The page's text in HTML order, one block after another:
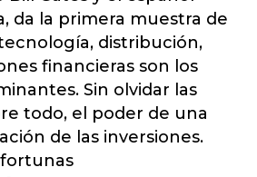
da la primera muestra de
distribución,
financieras son los
Sin olvidar las
todo, el poder de una
de las inversiones.
fortunas